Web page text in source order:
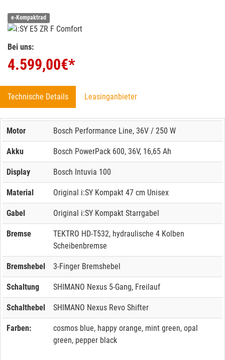
e-Kompaktrad
Bei uns:
4.599,00€*
Technische Details Leasinganbieter
Motor Bosch Performance Line, 36V / 250 W
Akku Bosch PowerPack 600, 36V, 16,65 Ah
Display Bosch Intuvia 100
Material Original i:SY Kompakt 47 cm Unisex
Gabel Original i:SY Kompakt Starrgabel
Bremse
TEKTRO HD-T532, hydraulische 4 Kolben
Scheibenbremse
Bremshebel 3-Finger Bremshebel
Schaltung SHIMANO Nexus 5-Gang, Freilauf
Schalthebel SHIMANO Nexus Revo Shifter
Farben:
cosmos blue, happy orange, mint green, opal
green, pepper black